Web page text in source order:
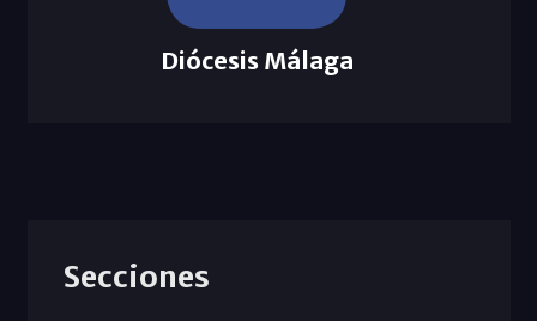
Diócesis Málaga
Secciones